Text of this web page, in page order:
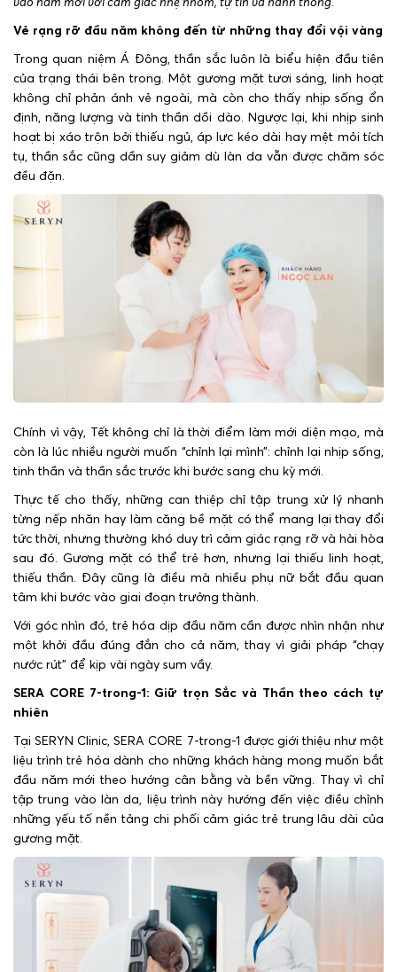
Vẻ rạng rỡ đầu năm không đến từ những thay đổi vội vàng
Trong quan niệm Á Đông, thần sắc luôn là biểu hiện đầu tiên
của trạng thái bên trong. Một gương mặt tươi sáng, linh hoạt
không chỉ phản ánh vẻ ngoài, mà còn cho thấy nhịp sống ổn
định, năng lượng và tinh thần dồi dào. Ngược lại, khi nhịp sinh
hoạt bị xáo trộn bởi thiếu ngủ, áp lực kéo dài hay mệt mỏi tích
tụ, thần sắc cũng dần suy giảm dù làn da vẫn được chăm sóc
đều đặn.
Chính vì vậy, Tết không chỉ là thời điểm làm mới diện mạo, mà
còn là lúc nhiều người muốn “chỉnh lại mình”: chỉnh lại nhịp sống,
tinh thần và thần sắc trước khi bước sang chu kỳ mới.
Thực tế cho thấy, những can thiệp chỉ tập trung xử lý nhanh
từng nếp nhăn hay làm căng bề mặt có thể mang lại thay đổi
tức thời, nhưng thường khó duy trì cảm giác rạng rỡ và hài hòa
sau đó. Gương mặt có thể trẻ hơn, nhưng lại thiếu linh hoạt,
thiếu thần. Đây cũng là điều mà nhiều phụ nữ bắt đầu quan
tâm khi bước vào giai đoạn trưởng thành.
Với góc nhìn đó, trẻ hóa dịp đầu năm cần được nhìn nhận như
một khởi đầu đúng đắn cho cả năm, thay vì giải pháp “chạy
nước rút” để kịp vài ngày sum vầy.
SERA CORE 7-trong-1: Giữ trọn Sắc và Thần theo cách tự
nhiên
Tại SERYN Clinic, SERA CORE 7-trong-1 được giới thiệu như một
liệu trình trẻ hóa dành cho những khách hàng mong muốn bắt
đầu năm mới theo hướng cân bằng và bền vững. Thay vì chỉ
tập trung vào làn da, liệu trình này hướng đến việc điều chỉnh
những yếu tố nền tảng chi phối cảm giác trẻ trung lâu dài của
gương mặt.